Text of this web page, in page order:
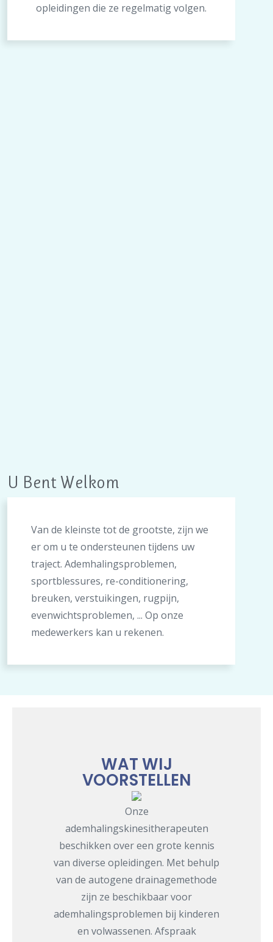
opleidingen die ze regelmatig volgen.
U Bent Welkom
Van de kleinste tot de grootste, zijn we
er om u te ondersteunen tijdens uw
traject. Ademhalingsproblemen,
sportblessures, re-conditionering,
breuken, verstuikingen, rugpijn,
evenwichtsproblemen, ... Op onze
medewerkers kan u rekenen.
WAT WIJ
VOORSTELLEN
Onze
ademhalingskinesitherapeuten
beschikken over een grote kennis
van diverse opleidingen. Met behulp
van de autogene drainagemethode
zijn ze beschikbaar voor
ademhalingsproblemen bij kinderen
en volwassenen. Afspraak